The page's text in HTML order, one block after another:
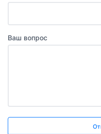
Ваш вопрос